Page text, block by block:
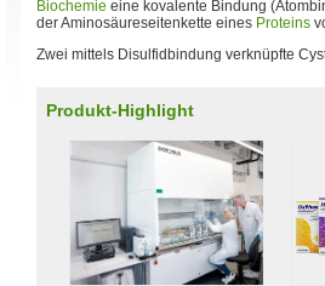
Biochemie eine kovalente Bindung
der Aminosäureseitenkette eines Proteins
Zwei mittels Disulfidbindung verknüpfte
Produkt-Highlight